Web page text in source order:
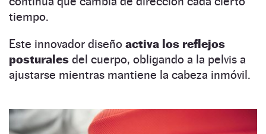
tiempo.
Este innovador diseño activa los reflejos
posturales del cuerpo, obligando a la pelvis a
ajustarse mientras mantiene la cabeza inmóvil.